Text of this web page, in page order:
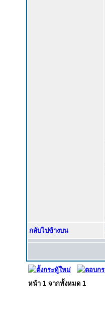
กลับไปข้างบน
หน้า 1 จากทั้งหมด 1